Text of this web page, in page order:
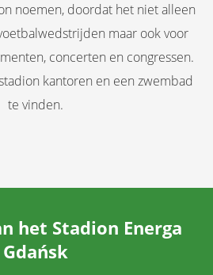
noemen, doordat het niet alleen
maar ook voor
concerten en congressen.
kantoren en een zwembad
te vinden.
het Stadion Energa
Gdańsk